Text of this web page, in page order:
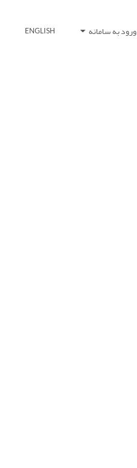
ورود به سامانه ENGLISH